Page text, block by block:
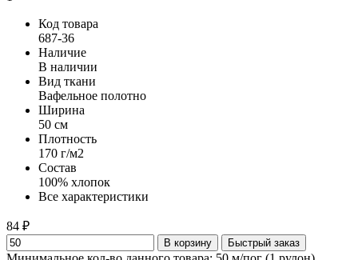
Код товара
687-36
Наличие
В наличии
Вид ткани
Вафельное полотно
Ширина
50 см
Плотность
170 г/м2
Состав
100% хлопок
Все характеристики
84 ₽
В корзину Быстрый заказ